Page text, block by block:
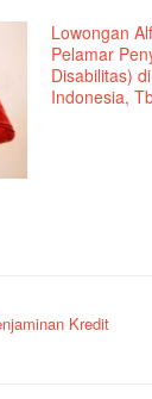
Lowongan
Pelamar
Disabilitas)
Indonesia,
Kredit